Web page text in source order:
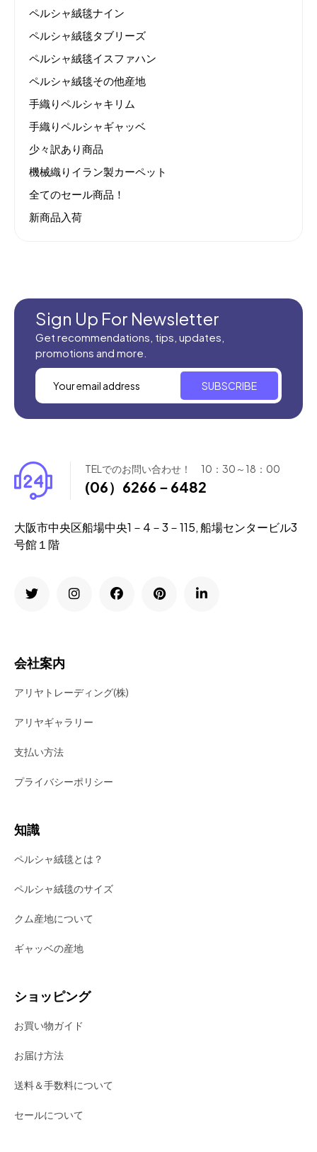
ペルシャ絨毯ナイン
ペルシャ絨毯タブリーズ
ペルシャ絨毯イスファハン
ペルシャ絨毯その他産地
手織りペルシャキリム
手織りペルシャギャッベ
少々訳あり商品
機械織りイラン製カーペット
全てのセール商品！
新商品入荷
Sign Up For Newsletter
Get recommendations, tips, updates,
promotions and more.
SUBSCRIBE
TELでのお問い合わせ！ 10：30～18：00
(06）6266－6482
大阪市中央区船場中央1－4－3－115, 船場センタービル3
号館１階
会社案内
アリヤトレーディング(株)
アリヤギャラリー
支払い方法
プライバシーポリシー
知識
ペルシャ絨毯とは？
ペルシャ絨毯のサイズ
クム産地について
ギャッベの産地
ショッピング
お買い物ガイド
お届け方法
送料＆手数料について
セールについて